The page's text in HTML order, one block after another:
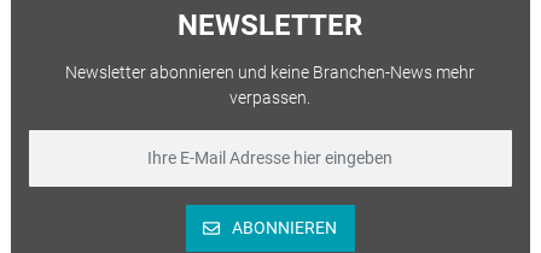
NEWSLETTER
Newsletter abonnieren und keine Branchen-News mehr
verpassen.
ABONNIEREN